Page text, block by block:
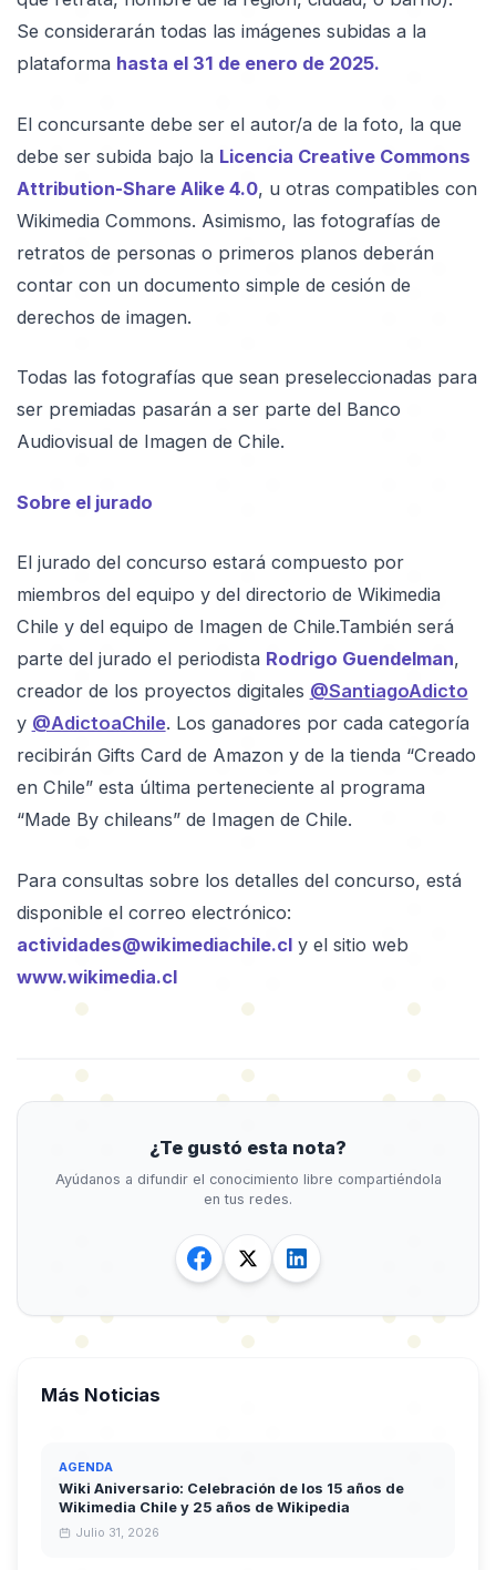
Se considerarán todas las imágenes subidas a la
plataforma hasta el 31 de enero de 2025.
El concursante debe ser el autor/a de la foto, la que
debe ser subida bajo la Licencia Creative Commons
Attribution-Share Alike 4.0, u otras compatibles con
Wikimedia Commons. Asimismo, las fotografías de
retratos de personas o primeros planos deberán
contar con un documento simple de cesión de
derechos de imagen.
Todas las fotografías que sean preseleccionadas para
ser premiadas pasarán a ser parte del Banco
Audiovisual de Imagen de Chile.
Sobre el jurado
El jurado del concurso estará compuesto por
miembros del equipo y del directorio de Wikimedia
Chile y del equipo de Imagen de Chile.También será
parte del jurado el periodista Rodrigo Guendelman,
creador de los proyectos digitales @SantiagoAdicto
y @AdictoaChile. Los ganadores por cada categoría
recibirán Gifts Card de Amazon y de la tienda “Creado
en Chile” esta última perteneciente al programa
“Made By chileans” de Imagen de Chile.
Para consultas sobre los detalles del concurso, está
disponible el correo electrónico:
actividades@wikimediachile.cly el sitio web
www.wikimedia.cl
¿Te gustó esta nota?
Ayúdanos a difundir el conocimiento libre compartiéndola
en tus redes.
Más Noticias
AGENDA
Wiki Aniversario: Celebración de los 15 años de
Wikimedia Chile y 25 años de Wikipedia
Julio 31, 2026